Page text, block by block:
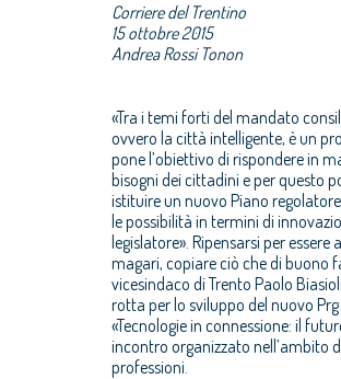
Corriere del Trentino
15 ottobre 2015
Andrea Rossi Tonon
«Tra i temi forti del mandato
ovvero la città intelligente, è un
pone l’obiettivo di rispondere in
bisogni dei cittadini e per questo
istituire un nuovo Piano
le possibilità in termini di
legislatore». Ripensarsi per
magari, copiare ciò che di buono
vicesindaco di Trento Paolo
rotta per lo sviluppo del nuovo
«Tecnologie in connessione: il
incontro organizzato nell’ambito
professioni.